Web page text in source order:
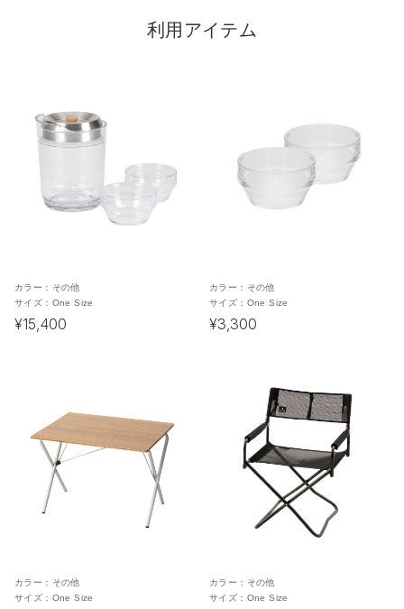
利用アイテム
カラー： その他
サイズ： One Size
¥15,400
カラー： その他
サイズ： One Size
¥3,300
カラー： その他
サイズ： One Size
カラー： その他
サイズ： One Size